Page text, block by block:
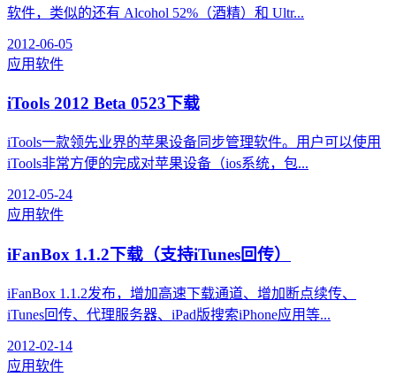
软件，类似的还有 Alcohol 52%（酒精）和 Ultr...
2012-06-05
应用软件
iTools 2012 Beta 0523下载
iTools一款领先业界的苹果设备同步管理软件。用户可以使用
iTools非常方便的完成对苹果设备（ios系统，包...
2012-05-24
应用软件
iFanBox 1.1.2下载（支持iTunes回传）
iFanBox 1.1.2发布，增加高速下载通道、增加断点续传、
iTunes回传、代理服务器、iPad版搜索iPhone应用等...
2012-02-14
应用软件